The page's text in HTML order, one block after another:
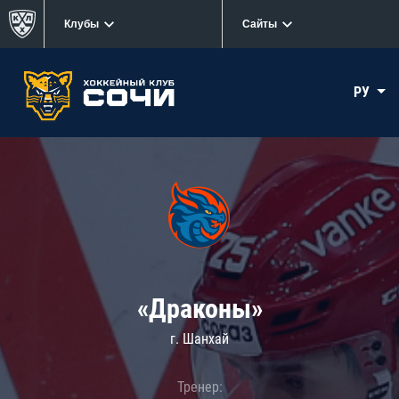
Клубы Сайты
РУ
«Драконы»
г. Шанхай
Тренер: